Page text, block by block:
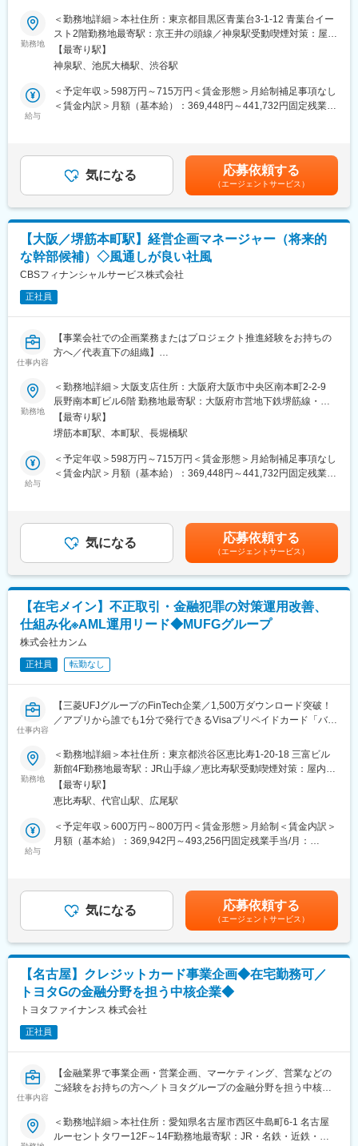
・総勢10名/２グループで構成される少人数部署
・多岐にわたる専門性（セールス、マーケティング、リーガル、
オペレーション等）を持った社員が、それぞれのスキルを最大限
に活用し活躍する部署
【募集背景】
世界的にキャッシュレス化が進む中、国際ブランドでは安心・安
このような環境の中で、当社戦略を実現するための国際ブランド
とのリレーション強化の重要性が増していることから、即戦力と
なる人材を募集しています。
変更の範囲：会社の定める業務※就業規則 第４４条に基づき出向
を命じることがある
■募集背景
さらなる成長フェーズを迎えている当社において、今後は既存事
業の拡大だけではなく、DXなど新たな取り組みや全社横断プロジ
ェクトをよりスピーディーに推進していくため、代表直下で経営
企画・事業推進を担うメンバーを募集いたします。
■業務内容
・会議資料・経営資料の作成
・各種KPI分析
・経営判断に必要な情報収集・市場調査
※以下は経験に応じてお任せする内容です
・経営課題の分析・改善提案
・中期経営計画の策定支援
■ご入社後にお任せしたい業務
まずは当社の事業や組織の現状を把握いただき、課題の洗い出し
策の立案・実行まで主体的に推進いただくことを期待していま
す。
■評価制度
半期ごとに上長と目標設定を行い、その達成度や取り組み内容を
もとに評価を実施します。また、各半期終了後には代表との面談
KPIは会社から一律で設定するのではなく、ご自身で課題や目標に
応じて提案いただくスタイルです。事業成長や組織課題の解決に
向けて、主体的に目標を設定し、成果創出を目指していただきま
す。
■当社について
当社は、美容・医療・スクール業界を中心にショッピングクレジ
ットサービスを提供する金融サービス企業です。
「明日のあなたを応援する会社」をスローガンに利用者の自己実
現と事業者の成長をサポートしています。また、女性の社会進出
変更の範囲：会社の定める業務
勤務地
＜勤務地詳細＞本社住所：東京都目黒区青葉台3-1-12 青葉台イー
スト2階勤務地最寄駅：京王井の頭線／神泉駅受動喫煙対策：屋内
全面禁煙変更の範囲：会社の定める事業所
【最寄り駅】
神泉駅、池尻大橋駅、渋谷駅
給与
＜予定年収＞598万円～715万円＜賃金形態＞月給制補足事項なし
＜賃金内訳＞月額（基本給）：369,448円～441,732円固定残業手
給与補足＞※給与詳細はスキル・経験・前職給与等を踏まえて決定
します。■昇給：年1回■賞与：年2回（6月・12月）賃金はあくま
でも目安の金額であり、選考を通じて上下する可能性がありま
す。月給(月額)は固定手当を含めた表記です。
気になる 応募依頼する
（エージェントサービス）
【大阪／堺筋本町駅】経営企画マネージャー（将来的
な幹部候補）◇風通しが良い社風
CBSフィナンシャルサービス株式会社
正社員
仕事内容
【事業会社での企画業務またはプロジェクト推進経験をお持ちの
方へ／代表直下の組織】
■募集背景
さらなる成長フェーズを迎えている当社において、今後は既存事
業の拡大だけではなく、DXなど新たな取り組みや全社横断プロジ
ェクトをよりスピーディーに推進していくため、代表直下で経営
企画・事業推進を担うメンバーを募集いたします。
単なる企画立案ではなく、企画～実行まで主体的に携わり、将来
■業務内容
・会社横断プロジェクトの企画・推進
・各種KPI分析
・経営判断に必要な情報収集・市場調査
※以下は経験に応じてお任せする内容です
・経営課題の分析・改善提案
・中期経営計画の策定支援
■当社について
当社は、美容・医療・スクール業界を中心にショッピングクレジ
ットサービスを提供する金融サービス企業です。
現と事業者の成長をサポートしています。また、女性の社会進出
支援や社会課題解決にも積極的に取り組んでいます。
変更の範囲：会社の定める業務
勤務地
＜勤務地詳細＞大阪支店住所：大阪府大阪市中央区南本町2-2-9
辰野南本町ビル6階 勤務地最寄駅：大阪府市営地下鉄堺筋線・中
央線／堺筋本町駅受動喫煙対策：屋内全面禁煙変更の範囲：会社
の定める事業所
【最寄り駅】
堺筋本町駅、本町駅、長堀橋駅
給与
＜予定年収＞598万円～715万円＜賃金形態＞月給制補足事項なし
＜賃金内訳＞月額（基本給）：369,448円～441,732円固定残業手
給与補足＞※給与詳細はスキル・経験・前職給与等を踏まえて決定
します。■昇給：年1回■賞与：年2回（6月・12月）賃金はあくま
でも目安の金額であり、選考を通じて上下する可能性がありま
す。月給(月額)は固定手当を含めた表記です。
気になる 応募依頼する
（エージェントサービス）
【在宅メイン】不正取引・金融犯罪の対策運用改善、
仕組み化※AML運用リード◆MUFGグループ
株式会社カンム
正社員 転勤なし
仕事内容
【三菱UFJグループのFinTech企業／1,500万ダウンロード突破！
／アプリから誰でも1分で発行できるVisaプリペイドカード「バン
■募集背景：
決済・金融サービスとしての成長に伴い、AML領域に求められる
運用品質と改善速度が高まっています。現在は法令対応、業務改
善、教育、マニュアル整備、システム改善要求の整理などがマネ
ージャーに集中しやすく、定常運用の延長だけでは中長期の改善
テーマを十分に前へ進めきれていません。
■業務内容：
AML領域の実務理解を起点に、現場課題の整理、運用設計、業務
改善、仕組み化を担っていただきます。入社直後からすべてを一
一つずつ前に進めていただきます。
＜具体的には＞
- AML関連業務の現状把握、課題整理
- CDD、EDD、取引モニタリング等に関する運用改善
- 法令対応や社内方針を踏まえた業務フロー・判断基準の整備
- マニュアル、FAQ、教育資料、チェック体制などの整備
- 属人化している業務や暗黙知の言語化・標準化
- 委託先や関係部署との業務調整、改善推進
- システム改善要求の整理、開発部門との連携
- AML運用品質の向上に向けた継続的な改善活動
■魅力：
◎AML実務を、仕組みを設計する役割へ広げられる
勤務地
＜勤務地詳細＞本社住所：東京都渋谷区恵比寿1-20-18 三富ビル
新館4F勤務地最寄駅：JR山手線／恵比寿駅受動喫煙対策：屋内全
面禁煙変更の範囲：会社の定める事業所（リモートワーク含む）
【最寄り駅】
恵比寿駅、代官山駅、広尾駅
給与
＜予定年収＞600万円～800万円＜賃金形態＞月給制＜賃金内訳＞
月額（基本給）：369,942円～493,256円固定残業手当/月：
ご経験に応じて上下の可能性あり賃金はあくまでも目安の金額で
あり、選考を通じて上下する可能性があります。月給(月額)は固定
手当を含めた表記です。
気になる 応募依頼する
（エージェントサービス）
【名古屋】クレジットカード事業企画◆在宅勤務可／
トヨタGの金融分野を担う中核企業◆
トヨタファイナンス 株式会社
正社員
仕事内容
【金融業界で事業企画・営業企画、マーケティング、営業などの
ご経験をお持ちの方へ／トヨタグループの金融分野を担う中核企
店舗の販売店と強固なネットワークを活かし、質の高い金融サー
ビスを提供しています】
＜勤務地詳細＞本社住所：愛知県名古屋市西区牛島町6-1 名古屋
ルーセントタワー12F～14F勤務地最寄駅：JR・名鉄・近鉄・地